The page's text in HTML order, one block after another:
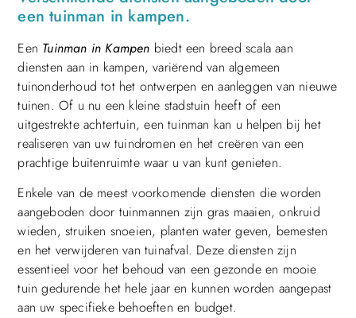
een tuinman in kampen.
Een Tuinman in Kampen biedt een breed scala aan
diensten aan in kampen, variërend van algemeen
tuinonderhoud tot het ontwerpen en aanleggen van nieuwe
tuinen. Of u nu een kleine stadstuin heeft of een
uitgestrekte achtertuin, een tuinman kan u helpen bij het
realiseren van uw tuindromen en het creëren van een
prachtige buitenruimte waar u van kunt genieten.
Enkele van de meest voorkomende diensten die worden
aangeboden door tuinmannen zijn gras maaien, onkruid
wieden, struiken snoeien, planten water geven, bemesten
en het verwijderen van tuinafval. Deze diensten zijn
essentieel voor het behoud van een gezonde en mooie
tuin gedurende het hele jaar en kunnen worden aangepast
aan uw specifieke behoeften en budget.